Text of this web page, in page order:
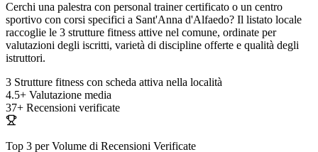
Cerchi una palestra con personal trainer certificato o un centro
sportivo con corsi specifici a Sant'Anna d'Alfaedo? Il listato locale
raccoglie le 3 strutture fitness attive nel comune, ordinate per
valutazioni degli iscritti, varietà di discipline offerte e qualità degli
istruttori.
3 Strutture fitness con scheda attiva nella località
4.5+ Valutazione media
37+ Recensioni verificate
Top 3 per Volume di Recensioni Verificate